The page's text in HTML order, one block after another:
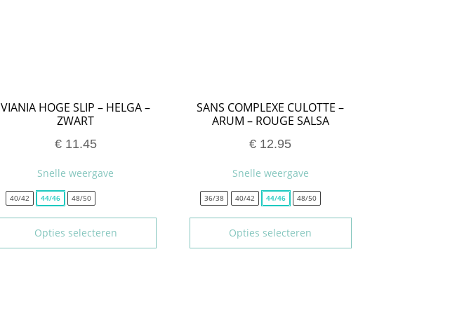
VIANIA HOGE SLIP – HELGA –
ZWART
€11.45
Opties selecteren
Snelle weergave
40/42 44/46 48/50
SANS COMPLEXE CULOTTE –
ARUM – ROUGE SALSA
€ 12.95
Opties selecteren
Snelle weergave
36/38 40/42 44/46 48/50